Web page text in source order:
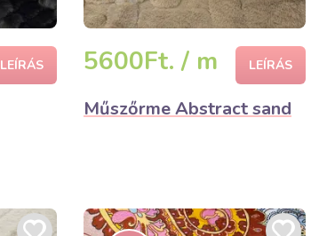
LEÍRÁS 5600Ft. / m LEÍRÁS
Műszőrme Abstract sand